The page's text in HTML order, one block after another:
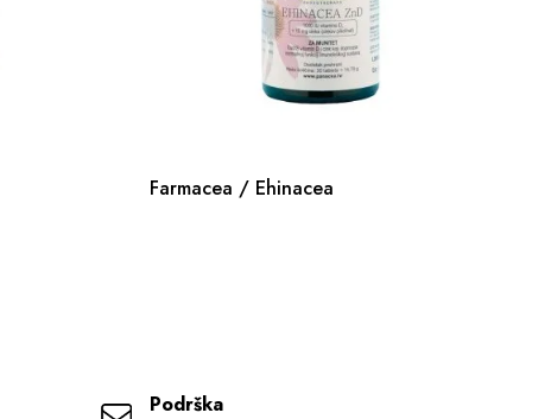
Farmacea / Ehinacea
Podrška